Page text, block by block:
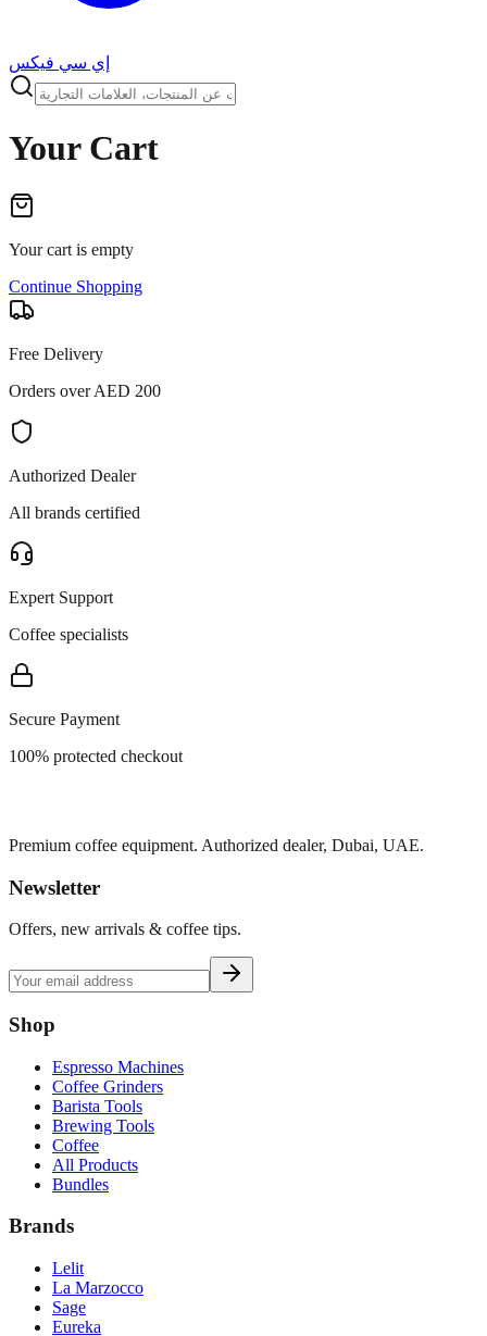
إي سي فيكس
Your Cart
Your cart is empty
Continue Shopping
Free Delivery
Orders over AED 200
Authorized Dealer
All brands certified
Expert Support
Coffee specialists
Secure Payment
100% protected checkout
Premium coffee equipment. Authorized dealer, Dubai, UAE.
Newsletter
Offers, new arrivals & coffee tips.
Shop
Espresso Machines
Coffee Grinders
Barista Tools
Brewing Tools
Coffee
All Products
Bundles
Brands
Lelit
La Marzocco
Sage
Eureka